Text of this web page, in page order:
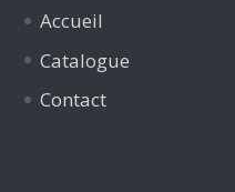
Accueil
Catalogue
Contact